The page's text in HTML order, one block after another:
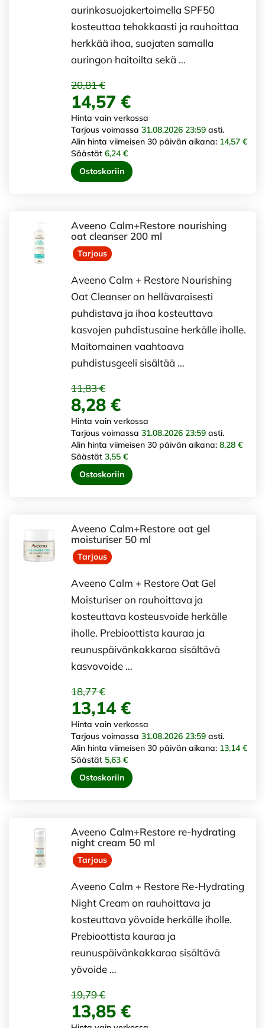
aurinkosuojakertoimella SPF50
kosteuttaa tehokkaasti ja rauhoittaa
herkkää ihoa, suojaten samalla
auringon haitoilta sekä …
20,81 €
14,57 €
Hinta vain verkossa
Tarjous voimassa 31.08.2026 23:59 asti.
Alin hinta viimeisen 30 päivän aikana: 14,57 €
Säästät 6,24 €
Ostoskoriin
Aveeno Calm+Restore nourishing
oat cleanser 200 ml
Tarjous
Aveeno Calm + Restore Nourishing
Oat Cleanser on hellävaraisesti
puhdistava ja ihoa kosteuttava
kasvojen puhdistusaine herkälle iholle.
Maitomainen vaahtoava
puhdistusgeeli sisältää …
11,83 €
8,28 €
Hinta vain verkossa
Tarjous voimassa 31.08.2026 23:59 asti.
Alin hinta viimeisen 30 päivän aikana: 8,28 €
Säästät 3,55 €
Ostoskoriin
Aveeno Calm+Restore oat gel
moisturiser 50 ml
Tarjous
Aveeno Calm + Restore Oat Gel
Moisturiser on rauhoittava ja
kosteuttava kosteusvoide herkälle
iholle. Prebioottista kauraa ja
reunuspäivänkakkaraa sisältävä
kasvovoide …
18,77 €
13,14 €
Hinta vain verkossa
Tarjous voimassa 31.08.2026 23:59 asti.
Alin hinta viimeisen 30 päivän aikana: 13,14 €
Säästät 5,63 €
Ostoskoriin
Aveeno Calm+Restore re-hydrating
night cream 50 ml
Tarjous
Aveeno Calm + Restore Re-Hydrating
Night Cream on rauhoittava ja
kosteuttava yövoide herkälle iholle.
Prebioottista kauraa ja
reunuspäivänkakkaraa sisältävä
yövoide …
19,79 €
13,85 €